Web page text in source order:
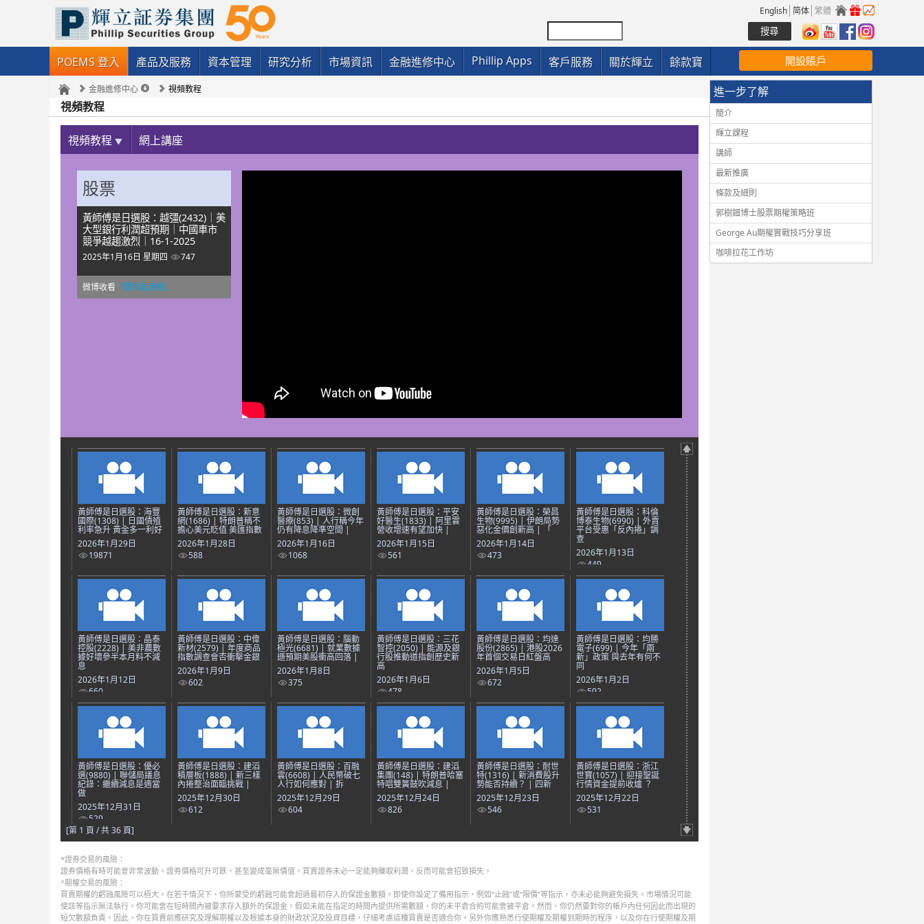
English 简体 繁體
POEMS 登入 產品及服務 資本管理 研究分析 市場資訊 金融進修中心 Phillip Apps 客戶服務 關於輝立 餘款寶 開設賬戶
金融進修中心 視頻教程
視頻教程
視頻教程 網上講座
股票
黃師傅是日選股：越彊(2432)｜美
大型銀行利潤超預期｜中國車市
競爭越趨激烈｜16-1-2025
2025年1月16日 星期四 747
微博收看 「開市起跑線」
黃師傅是日選股：海豐
國際(1308) | 日國債殖
利率急升 黃金多一利好
2026年1月29日
19871
黃師傅是日選股：新意
網(1686) | 特朗普稱不
擔心美元貶值 美匯指數
2026年1月28日
588
黃師傅是日選股：微創
醫療(853) | 人行稱今年
仍有降息降準空間 |
2026年1月16日
1068
黃師傅是日選股：平安
好醫生(1833) | 阿里雲
營收增速有望加快 |
2026年1月15日
561
黃師傅是日選股：榮昌
生物(9995) | 伊朗局勢
惡化金價創新高 | 「
2026年1月14日
473
黃師傅是日選股：科倫
博泰生物(6990) | 外賣
平台受惠「反內捲」調
查
2026年1月13日
449
黃師傅是日選股：晶泰
控股(2228) | 美非農數
據好壞參半本月料不減
息
2026年1月12日
660
黃師傅是日選股：中偉
新材(2579) | 年度商品
指數調查會否衝擊金銀
2026年1月9日
602
黃師傅是日選股：腦動
極光(6681) | 就業數據
遜預期美股衝高回落 |
2026年1月8日
375
黃師傅是日選股：三花
智控(2050) | 能源及銀
行股推動道指創歷史新
高
2026年1月6日
478
黃師傅是日選股：均達
股份(2865) | 港股2026
年首個交易日紅盤高
2026年1月5日
672
黃師傅是日選股：均勝
電子(699) | 今年「兩
新」政策 與去年有何不
同
2026年1月2日
592
黃師傅是日選股：優必
選(9880) | 聯儲局議息
紀錄：繼續減息是適當
做
2025年12月31日
529
黃師傅是日選股：建滔
積層板(1888) | 新三樣
內捲整治面臨挑戰 |
2025年12月30日
612
黃師傅是日選股：百融
雲(6608) | 人民幣破七
人行如何應對 | 拆
2025年12月29日
604
黃師傅是日選股：建滔
集團(148) | 特朗普哈塞
特唱雙簧鼓吹減息 |
2025年12月24日
826
黃師傅是日選股：耐世
特(1316) | 新消費股升
勢能否持續？ | 四新
2025年12月23日
546
黃師傅是日選股：浙江
世寶(1057) | 迎接聖誕
行情資金提前收爐 ？
2025年12月22日
531
[第 1 頁 / 共 36 頁]
*證券交易的風險：
證券價格有時可能會非常波動。證券價格可升可跌，甚至變成毫無價值。買賣證券未必一定能夠賺取利潤，反而可能會招致損失。
^期權交易的風險：
買賣期權的虧蝕風險可以極大。在若干情況下，你所蒙受的虧蝕可能會超過最初存入的保證金數額。即使你設定了備用指示，例如“止蝕”或“限價”等指示，亦未必能夠避免損失。市場情況可能
使該等指示無法執行。你可能會在短時間內被要求存入額外的保證金。假如未能在指定的時間內提供所需數額，你的未平倉合約可能會被平倉。然而，你仍然要對你的帳戶內任何因此而出現的
短欠數額負責。因此，你在買賣前應研究及理解期權以及根據本身的財政狀況及投資目標，仔細考慮這種買賣是否適合你。另外你應熟悉行使期權及期權到期時的程序，以及你在行使期權及期
進一步了解
簡介
輝立課程
講師
最新推廣
條款及細則
郭樹鈿博士股票期權策略班
George Au期權實戰技巧分享班
咖啡拉花工作坊